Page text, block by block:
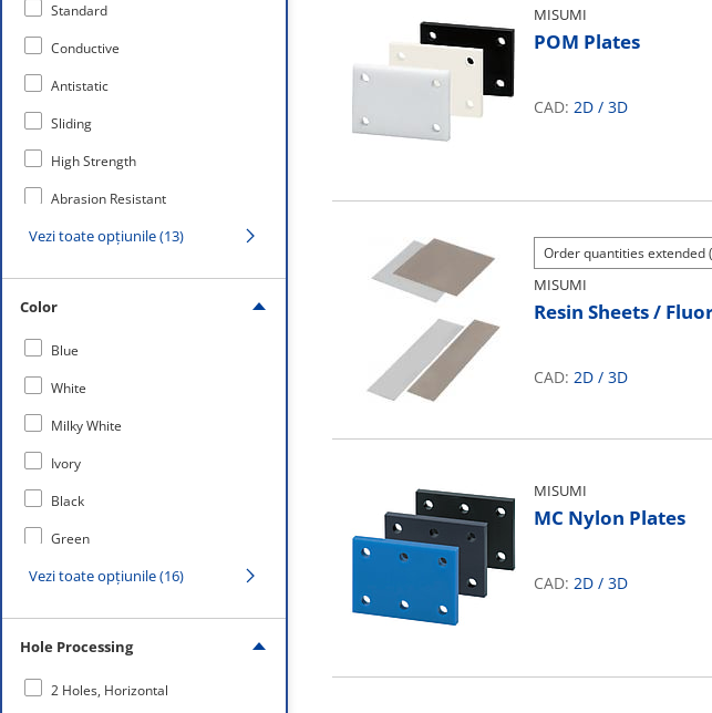
Standard
Conductive
Antistatic
Sliding
High Strength
Abrasion Resistant
Weather Resistant
Impact Resistant
Low Strain
High Temperature
Paper
Cloth
Antistatic・Heat Resistant
Vezi toate opțiunile (13)
Color
Blue
White
Milky White
Ivory
Black
Green
Purple
Natural Color
Gray
Gray Brown
Vezi toate opțiunile (16)
Hole Processing
2 Holes, Horizontal
MISUMI
POM Plates
CAD: 2D / 3D
Order quantities extended
MISUMI
Resin Sheets /
CAD: 2D / 3D
MISUMI
MC Nylon Plates
CAD: 2D / 3D